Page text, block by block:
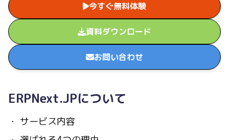
今すぐ無料体験
資料ダウンロード
お問い合わせ
ERPNext.JPについて
・ サービス内容